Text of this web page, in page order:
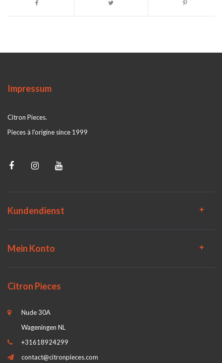
Impressum
Citron Pieces.
Pieces à l'origine since 1999
Kundendienst
Mein Konto
Citron Pieces
Nude 30A
Wageningen NL
+31618924299
contact@citronpieces.com